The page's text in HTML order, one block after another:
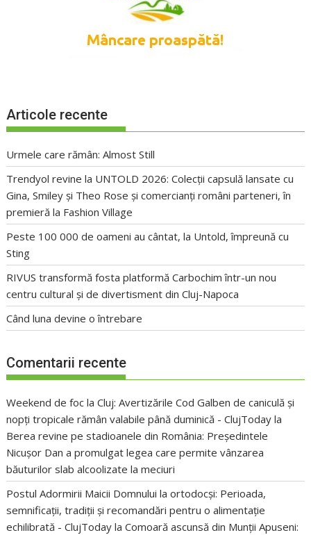
Articole recente
Urmele care rămân: Almost Still
Trendyol revine la UNTOLD 2026: Colecții capsulă lansate cu
Gina, Smiley și Theo Rose și comercianți români parteneri, în
premieră la Fashion Village
Peste 100 000 de oameni au cântat, la Untold, împreună cu
Sting
RIVUS transformă fosta platformă Carbochim într-un nou
centru cultural și de divertisment din Cluj-Napoca
Când luna devine o întrebare
Comentarii recente
Weekend de foc la Cluj: Avertizările Cod Galben de caniculă și
nopți tropicale rămân valabile până duminică - ClujToday la
Berea revine pe stadioanele din România: Președintele
Nicușor Dan a promulgat legea care permite vânzarea
băuturilor slab alcoolizate la meciuri
Postul Adormirii Maicii Domnului la ortodocși: Perioada,
semnificații, tradiții și recomandări pentru o alimentație
echilibrată - ClujToday laComoară ascunsă din Munții Apuseni: